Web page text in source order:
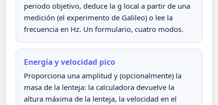
periodo objetivo, deduce la g local a partir de una
medición (el experimento de Galileo) o lee la
frecuencia en Hz. Un formulario, cuatro modos.
Energía y velocidad pico
Proporciona una amplitud y (opcionalmente) la
masa de la lenteja: la calculadora devuelve la
altura máxima de la lenteja, la velocidad en el